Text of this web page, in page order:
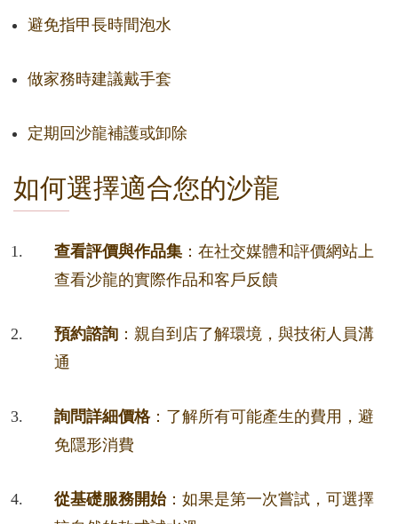
避免指甲長時間泡水
做家務時建議戴手套
定期回沙龍補護或卸除
如何選擇適合您的沙龍
查看評價與作品集 ：在社交媒體和評價網站上
查看沙龍的實際作品和客戶反饋
預約諮詢 ：親自到店了解環境，與技術人員溝
通
詢問詳細價格：了解所有可能產生的費用，避
免隱形消費
從基礎服務開始：如果是第一次嘗試，可選擇